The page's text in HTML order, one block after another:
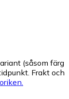
(såsom färg
Frakt och